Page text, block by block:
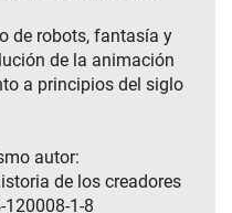
de robots, fantasía y
de la animación
a principios del siglo
autor:
de los creadores
120008-1-8